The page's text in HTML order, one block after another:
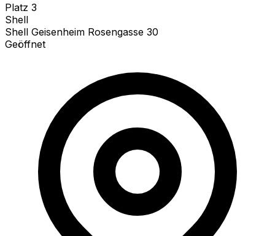
Platz 3
Shell
Shell Geisenheim Rosengasse 30
Geöffnet